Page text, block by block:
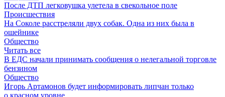
После ДТП легковушка улетела в свекольное поле
Происшествия
На Соколе расстреляли двух собак. Одна из них была в
ошейнике
Общество
Читать все
В ЕДС начали принимать сообщения о нелегальной торговле
бензином
Общество
Игорь Артамонов будет информировать липчан только
о красном уровне